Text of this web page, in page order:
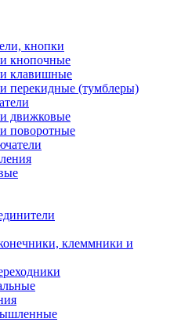
кнопки
кнопочные
клавишные
перекидные (тумблеры)
движковые
поворотные
клеммники и